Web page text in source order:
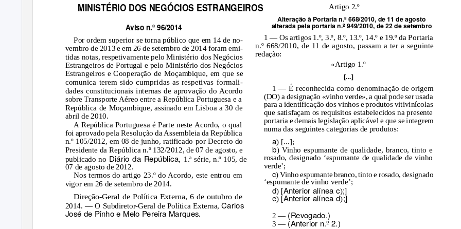
MINISTÉRIO DOS NEGÓCIOS ESTRANGEIROS Artigo 2.º
Alteração à Portaria n.º 668/2010, de 11 de agosto
alterada pela portaria n.º 949/2010, de 22 de setembro
Aviso n.º 96/2014
1 — Os artigos 1.º, 3.º, 8.º, 13.º, 14.º e 19.º da Portaria
n.º 668/2010, de 11 de agosto, passam a ter a seguinte
redação:
Por ordem superior se torna público que em 14 de no-
vembro de 2013 e em 26 de setembro de 2014 foram emi-
tidas notas, respetivamente pelo Ministério dos Negócios
Estrangeiros de Portugal e pelo Ministério dos Negócios
Estrangeiros e Cooperação de Moçambique, em que se
comunica terem sido cumpridas as respetivas formali-
dades constitucionais internas de aprovação do Acordo
sobre Transporte Aéreo entre a República Portuguesa e a
República de Moçambique, assinado em Lisboa a 30 de
abril de 2010.
A República Portuguesa é Parte neste Acordo, o qual
foi aprovado pela Resolução da Assembleia da República
n.º 105/2012, em 08 de junho, ratificado por Decreto do
Presidente da República n.º 132/2012, de 07 de agosto, e
publicado no Diário da República, 1.ª série, n.º 105, de
07 de agosto de 2012.
«Artigo 1.º
[...]
1 — É reconhecida como denominação de origem
(DO) a designação «vinho verde», a qual pode ser usada
para a identificação dos vinhos e produtos vitivinícolas
que satisfaçam os requisitos estabelecidos na presente
portaria e demais legislação aplicável e que se integrem
numa das seguintes categorias de produtos:
a) [...];
b) Vinho espumante de qualidade, branco, tinto e
rosado, designado ‘espumante de qualidade de vinho
verde’;
c) Vinho espumante branco, tinto e rosado, designado
‘espumante de vinho verde’;
d) [Anterior alínea c);]
Nos termos do artigo 23.º do Acordo, este entrou em
vigor em 26 de setembro de 2014.
Direção-Geral de Política Externa, 6 de outubro de
2014. — O Subdiretor-Geral de Política Externa,Carlos
José de Pinho e Melo Pereira Marques.
e) [Anterior alínea d);]
2 — (Revogado.)
3 — (Anterior n.º 2.)